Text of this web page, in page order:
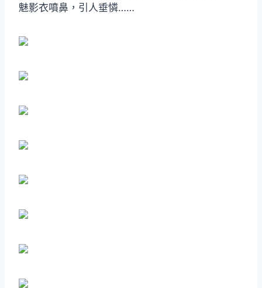
魅影衣噴鼻，引人垂憐……